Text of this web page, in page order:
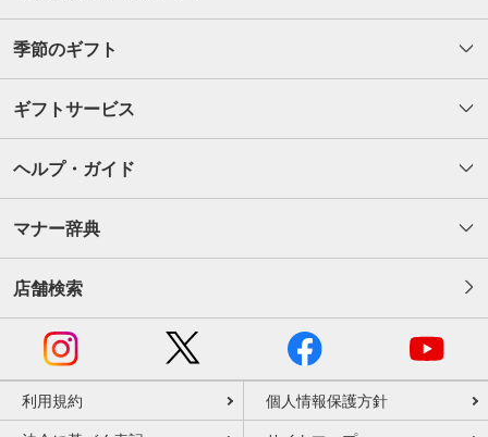
季節のギフト
ギフトサービス
ヘルプ・ガイド
マナー辞典
店舗検索
利用規約 個人情報保護方針